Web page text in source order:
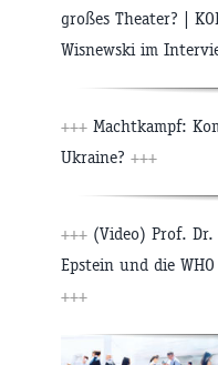
großes Theater? |
Wisnewski im
+++ Machtkampf:
Ukraine? +++
+++ (Video) Prof.
Epstein und die
+++